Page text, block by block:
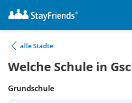
alle Städte
Welche Schule in
Grundschule